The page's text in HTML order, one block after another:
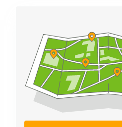
Kantoor
Hengelo
Bedrijfsruimte
Huren in
Nijmegen